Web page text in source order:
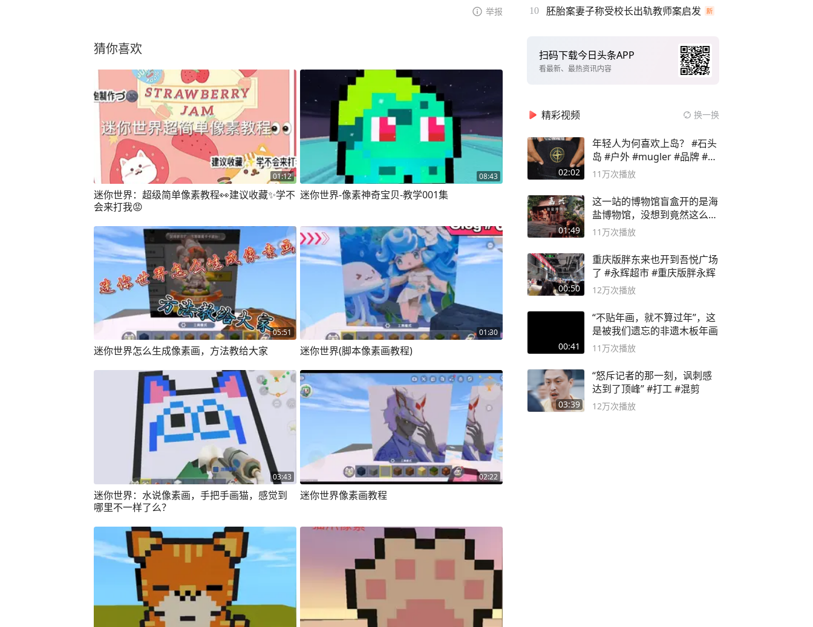
举报
猜你喜欢
01:12
迷你世界：超级简单像素教程👀建议收藏✨学不
会来打我😡
08:43
迷你世界-像素神奇宝贝-教学001集
05:51
迷你世界怎么生成像素画，方法教给大家
01:30
迷你世界(脚本像素画教程)
03:43
迷你世界：水说像素画，手把手画猫，感觉到
哪里不一样了么？
02:22
迷你世界像素画教程
10 胚胎案妻子称受校长出轨教师案启发
扫码下载今日头条APP
看最新、最热资讯内容
精彩视频 换一换
02:02
年轻人为何喜欢上岛？ #石头
岛 #户外 #mugler #品牌 #足
球流氓
11万次播放
01:49
这一站的博物馆盲盒开的是海
盐博物馆，没想到竟然这么好
逛！
11万次播放
00:50
重庆版胖东来也开到吾悦广场
了 #永辉超市 #重庆版胖永辉
12万次播放
00:41
“不贴年画，就不算过年”，这
是被我们遗忘的非遗木板年画
11万次播放
03:39
“怒斥记者的那一刻，讽刺感
达到了顶峰” #打工 #混剪
12万次播放